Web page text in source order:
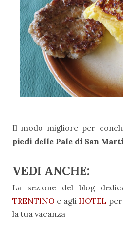
Il modo migliore per
piedi delle Pale di San
VEDI ANCHE:
La sezione del blog
TRENTINO e agli HOTEL
la tua vacanza